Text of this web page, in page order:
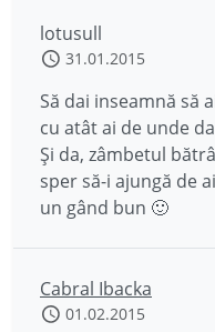
lotusull
31.01.2015
Să dai inseamnă să
cu atât ai de unde
Și da, zâmbetul
sper să-i ajungă de
un gând bun 🙂
Cabral Ibacka
01.02.2015